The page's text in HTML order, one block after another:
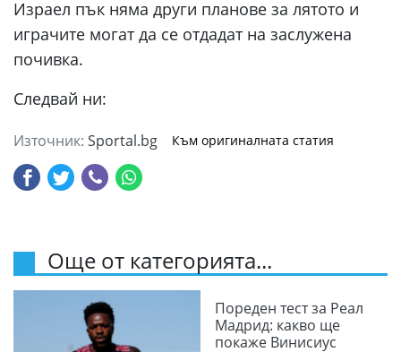
Израел пък няма други планове за лятото и
играчите могат да се отдадат на заслужена
почивка.
Следвай ни:
Източник: Sportal.bg Към оригиналната статия
Още от категорията...
Пореден тест за Реал
Мадрид: какво ще
покаже Винисиус